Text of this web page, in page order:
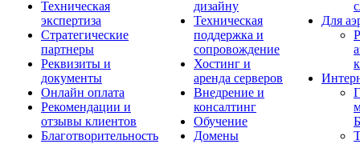
Техническая
экспертиза
Стратегические
партнеры
Реквизиты и
документы
Онлайн оплата
Рекомендации и
отзывы клиентов
Благотворительность
дизайну
Техническая
поддержка и
сопровождение
Хостинг и
аренда серверов
Внедрение и
консалтинг
Обучение
Домены
Для